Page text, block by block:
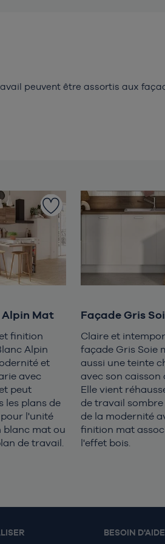
peuvent être assortis aux
Alpin Mat
finition
Alpin
et
avec
peut
les plans de
l'unité
blanc mat ou
de travail.
Façade Gris
Claire et
façade Gris Soie
aussi une teinte
avec son caisson
Elle vient
de travail
de la modernité
finition mat
l'effet bois.
BESOIN D'AIDE